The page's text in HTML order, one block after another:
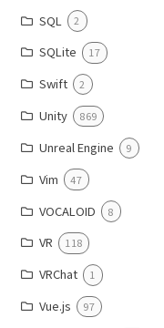
SQL 2
SQLite 17
Swift 2
Unity 869
Unreal Engine 9
Vim 47
VOCALOID 8
VR 118
VRChat 1
Vue.js 97